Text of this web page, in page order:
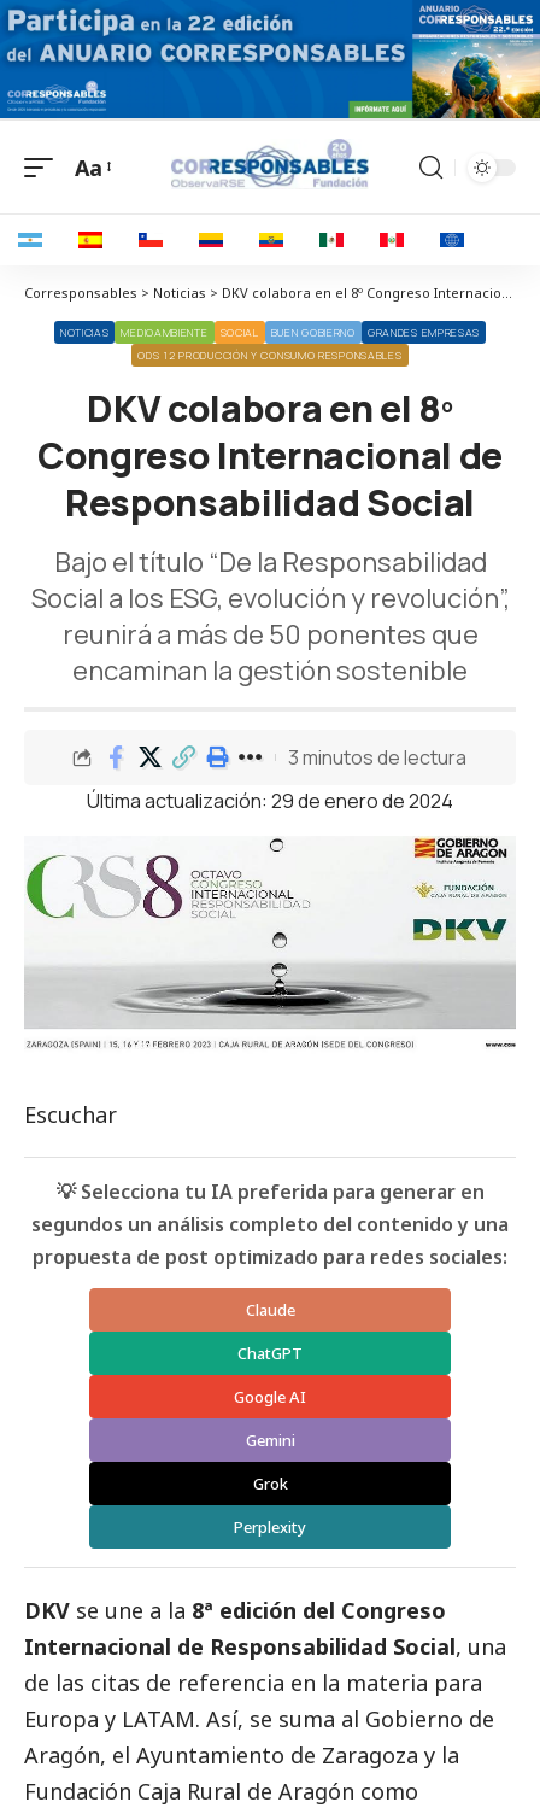
Aa
Corresponsables > Noticias > DKV colabora en el 8º Congreso Internacional de Responsabilidad Social
NOTICIAS MEDIOAMBIENTE SOCIAL BUEN GOBIERNO
GRANDES EMPRESAS
ODS 12 PRODUCCIÓN Y CONSUMO RESPONSABLES
DKV colabora en el 8º
Congreso Internacional de
Responsabilidad Social
Bajo el título “De la Responsabilidad
Social a los ESG, evolución y revolución”,
reunirá a más de 50 ponentes que
encaminan la gestión sostenible
Última actualización: 29 de enero de 2024
3 minutos de lectura
Escuchar
💡 Selecciona tu IA preferida para generar en
segundos un análisis completo del contenido y una
propuesta de post optimizado para redes sociales:
Claude
ChatGPT
Google AI
Gemini
Grok
Perplexity
DKV se une a la 8ª edición del Congreso
Internacional de Responsabilidad Social, una
de las citas de referencia en la materia para
Europa y LATAM. Así, se suma al Gobierno de
Aragón, el Ayuntamiento de Zaragoza y la
Fundación Caja Rural de Aragón como